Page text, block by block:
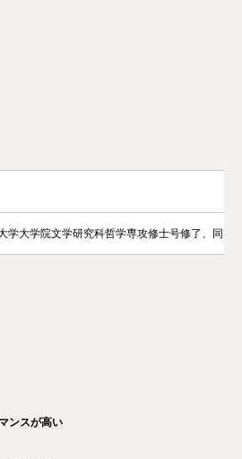
学大学院文学研究科哲学専攻修士号修了、同
ンスが高い